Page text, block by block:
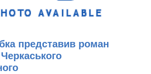
представив роман